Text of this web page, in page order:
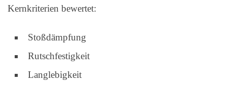
Kernkriterien bewertet:
Stoßdämpfung
Rutschfestigkeit
Langlebigkeit